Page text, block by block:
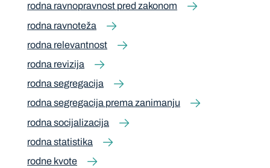
rodna ravnopravnost pred zakonom
rodna ravnoteža
rodna relevantnost
rodna revizija
rodna segregacija
rodna segregacija prema zanimanju
rodna socijalizacija
rodna statistika
rodne kvote